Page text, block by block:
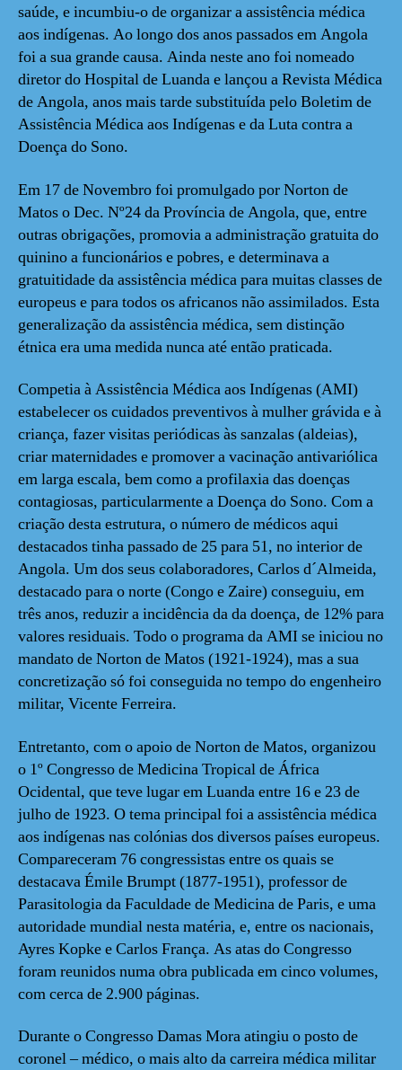
saúde, e incumbiu-o de organizar a assistência médica
aos indígenas. Ao longo dos anos passados em Angola
foi a sua grande causa. Ainda neste ano foi nomeado
diretor do Hospital de Luanda e lançou a Revista Médica
de Angola, anos mais tarde substituída pelo Boletim de
Assistência Médica aos Indígenas e da Luta contra a
Doença do Sono.
Em 17 de Novembro foi promulgado por Norton de
Matos o Dec. Nº24 da Província de Angola, que, entre
outras obrigações, promovia a administração gratuita do
quinino a funcionários e pobres, e determinava a
gratuitidade da assistência médica para muitas classes de
europeus e para todos os africanos não assimilados. Esta
generalização da assistência médica, sem distinção
étnica era uma medida nunca até então praticada.
Competia à Assistência Médica aos Indígenas (AMI)
estabelecer os cuidados preventivos à mulher grávida e à
criança, fazer visitas periódicas às sanzalas (aldeias),
criar maternidades e promover a vacinação antivariólica
em larga escala, bem como a profilaxia das doenças
contagiosas, particularmente a Doença do Sono. Com a
criação desta estrutura, o número de médicos aqui
destacados tinha passado de 25 para 51, no interior de
Angola. Um dos seus colaboradores, Carlos d´Almeida,
destacado para o norte (Congo e Zaire) conseguiu, em
três anos, reduzir a incidência da da doença, de 12% para
valores residuais. Todo o programa da AMI se iniciou no
mandato de Norton de Matos (1921-1924), mas a sua
concretização só foi conseguida no tempo do engenheiro
militar, Vicente Ferreira.
Entretanto, com o apoio de Norton de Matos, organizou
o 1º Congresso de Medicina Tropical de África
Ocidental, que teve lugar em Luanda entre 16 e 23 de
julho de 1923. O tema principal foi a assistência médica
aos indígenas nas colónias dos diversos países europeus.
Compareceram 76 congressistas entre os quais se
destacava Émile Brumpt (1877-1951), professor de
Parasitologia da Faculdade de Medicina de Paris, e uma
autoridade mundial nesta matéria, e, entre os nacionais,
Ayres Kopke e Carlos França. As atas do Congresso
foram reunidos numa obra publicada em cinco volumes,
com cerca de 2.900 páginas.
Durante o Congresso Damas Mora atingiu o posto de
coronel – médico, o mais alto da carreira médica militar